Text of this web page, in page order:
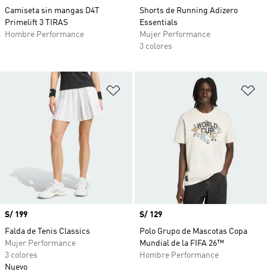
Camiseta sin mangas D4T
Primelift 3 TIRAS
Hombre Performance
Shorts de Running Adizero
Essentials
Mujer Performance
3 colores
Añadir a la lista de deseos
Precio
S/ 199
Falda de Tenis Classics
Mujer Performance
3 colores
Nuevo
Precio
S/ 129
Polo Grupo de Mascotas Copa
Mundial de la FIFA 26™
Hombre Performance